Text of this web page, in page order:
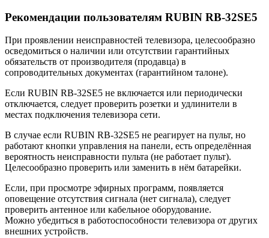
Рекомендации пользователям RUBIN RB-32SE5
При проявлении неисправностей телевизора, целесообразно
осведомиться о наличии или отсутствии гарантийных
обязательств от производителя (продавца) в
сопроводительных документах (гарантийном талоне).
Если RUBIN RB-32SE5 не включается или периодически
отключается, следует проверить розетки и удлинители в
местах подключения телевизора сети.
В случае если RUBIN RB-32SE5 не реагирует на пульт, но
работают кнопки управления на панели, есть определённая
вероятность неисправности пульта (не работает пульт).
Целесообразно проверить или заменить в нём батарейки.
Если, при просмотре эфирных программ, появляется
оповещение отсутствия сигнала (нет сигнала), следует
проверить антенное или кабельное оборудование.
Можно убедиться в работоспособности телевизора от других
внешних устройств.